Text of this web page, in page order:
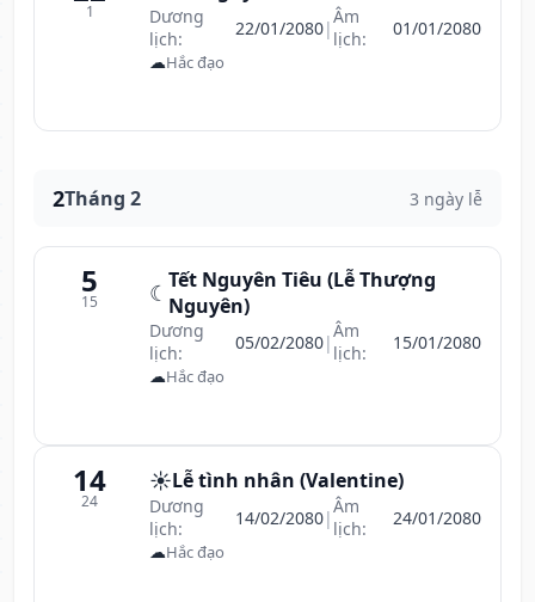
1
Dương
lịch:
22/01/2080|Âm
lịch:
01/01/2080
☁Hắc đạo
2Tháng 2 3 ngày lễ
5
15 ☾ Tết Nguyên Tiêu (Lễ Thượng
Nguyên)
Dương
lịch:
05/02/2080|Âm
lịch:
15/01/2080
☁Hắc đạo
14
24
☀️Lễ tình nhân (Valentine)
Dương
lịch:
14/02/2080|Âm
lịch:
24/01/2080
☁Hắc đạo